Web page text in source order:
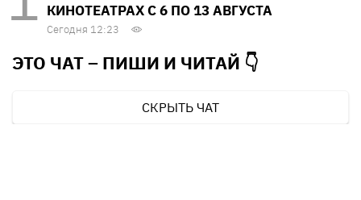
КИНОТЕАТРАХ С 6 ПО 13 АВГУСТА
Сегодня 12:23
ЭТО ЧАТ – ПИШИ И ЧИТАЙ 👇
СКРЫТЬ ЧАТ